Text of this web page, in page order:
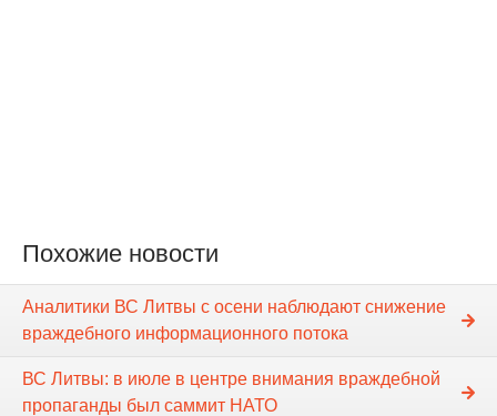
Похожие новости
Аналитики ВС Литвы с осени наблюдают снижение
враждебного информационного потока
ВС Литвы: в июле в центре внимания враждебной
пропаганды был саммит НАТО